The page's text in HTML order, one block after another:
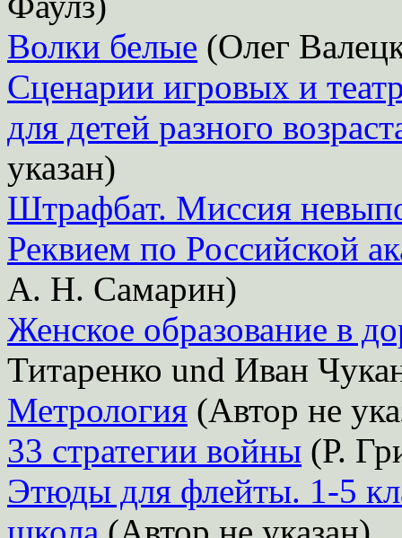
Волки белые (Олег
Сценарии игровых и
для детей разного
указан)
Штрафбат. Миссия
Реквием по Российской
А. Н. Самарин)
Женское образование в
Титаренко und Иван
Метрология (Автор не
33 стратегии войны (Р.
Этюды для флейты. 1-5